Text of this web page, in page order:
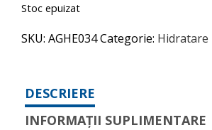
Stoc epuizat
SKU: AGHE034Categorie: Hidratare
DESCRIERE
INFORMAȚII SUPLIMENTARE